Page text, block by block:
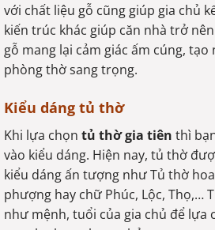
với chất liệu gỗ cũng giúp gia chủ
kiến trúc khác giúp căn nhà trở
gỗ mang lại cảm giác ấm cúng,
phòng thờ sang trọng.
Kiểu dáng tủ thờ
Khi lựa chọn tủ thờ gia tiên thì
vào kiểu dáng. Hiện nay, tủ thờ
kiểu dáng ấn tượng như Tủ thờ
phượng hay chữ Phúc, Lộc, Thọ,…
như mệnh, tuổi của gia chủ để lựa